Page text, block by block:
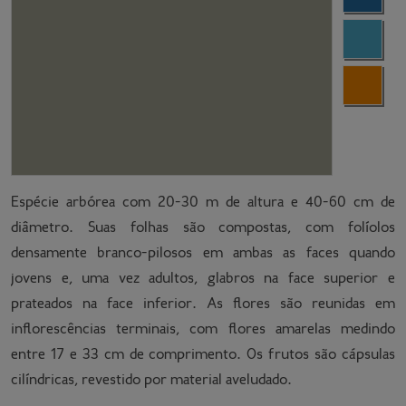
Espécie arbórea com 20-30 m de altura e 40-60 cm de
diâmetro. Suas folhas são compostas, com folíolos
densamente branco-pilosos em ambas as faces quando
jovens e, uma vez adultos, glabros na face superior e
prateados na face inferior. As flores são reunidas em
inflorescências terminais, com flores amarelas medindo
entre 17 e 33 cm de comprimento. Os frutos são cápsulas
cilíndricas, revestido por material aveludado.